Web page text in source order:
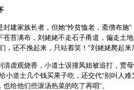
封建家族长者，但她“怜贫恤老，斋僧布
苍苔满布，刘姥姥不走石子甬道，偏走土
，还不挽起来，只站着笑！”刘姥姥爬起
清虚观烧香，小道士误撞凤姐被追打，贾
小道士几个钱买果子吃，还交代“别叫人
给他们些滚汤热菜的吃了再唱”。